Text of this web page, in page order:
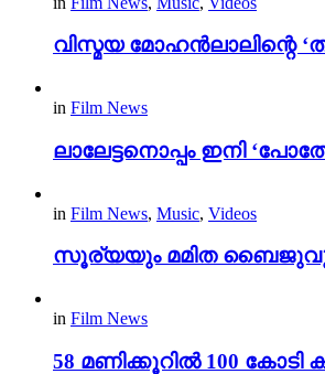
വിസ്മയ മോഹൻലാലിന്റെ
in Film News
ലാലേട്ടനൊപ്പം ഇനി
in Film News, Music, Videos
സൂര്യയും മമിത ബൈജുവും
in Film News
58 മണിക്കൂറിൽ 100